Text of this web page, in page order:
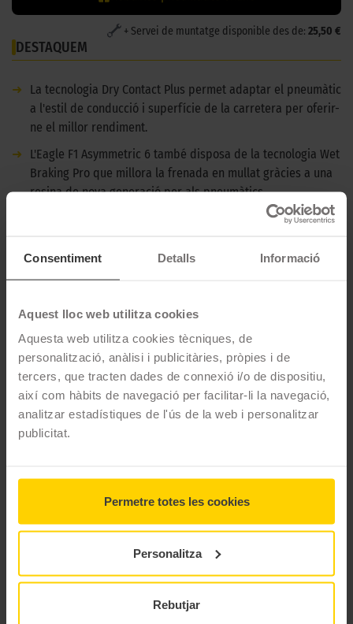
Consentiment Detalls Informació
Aquest lloc web utilitza cookies
Aquesta web utilitza cookies tècniques, de
personalització, anàlisi i publicitàries, pròpies i de
tercers, que tracten dades de connexió i/o de dispositiu,
així com hàbits de navegació per facilitar-li la navegació,
analitzar estadístiques de l'ús de la web i personalitzar
publicitat.
Permetre totes les cookies
Personalitza
Rebutjar
+ Servei de muntatge disponible des de: 25,50 €
DESTAQUEM
➜
La tecnologia Dry Contact Plus permet adaptar el pneumàtic
a l'estil de conducció i superfície de la carretera per oferir-
ne el millor rendiment.
➜
L'Eagle F1 Asymmetric 6 també disposa de la tecnologia Wet
Braking Pro que millora la frenada en mullat gràcies a una
resina de nova generació per als pneumàtics.
El Goodyear Eagle F1 Asymmetric 6 és un pneumàtic apte
cotxes tipus turisme.
CARACTERÍSTIQUES TÈCNIQUES
Marca
3PMSF
No
LR